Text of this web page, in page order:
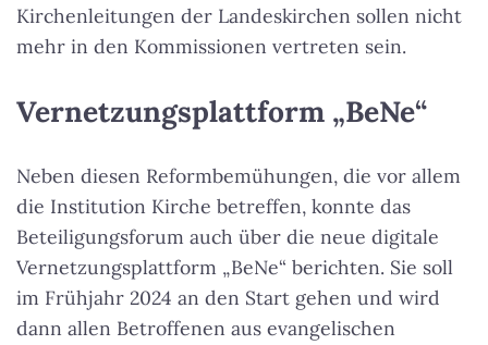
Kirchenleitungen der Landeskirchen sollen nicht
mehr in den Kommissionen vertreten sein.
Vernetzungsplattform „BeNe“
Neben diesen Reformbemühungen, die vor allem
die Institution Kirche betreffen, konnte das
Beteiligungsforum auch über die neue digitale
Vernetzungsplattform „BeNe“ berichten. Sie soll
im Frühjahr 2024 an den Start gehen und wird
dann allen Betroffenen aus evangelischen